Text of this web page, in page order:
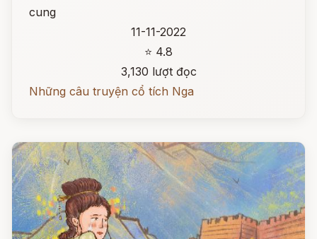
cung
11-11-2022
⭐ 4.8
3,130 lượt đọc
Những câu truyện cổ tích Nga